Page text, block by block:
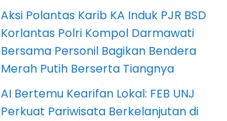
Aksi Polantas Karib KA Induk PJR BSD
Korlantas Polri Kompol Darmawati
Bersama Personil Bagikan Bendera
Merah Putih Berserta Tiangnya
AI Bertemu Kearifan Lokal: FEB UNJ
Perkuat Pariwisata Berkelanjutan di